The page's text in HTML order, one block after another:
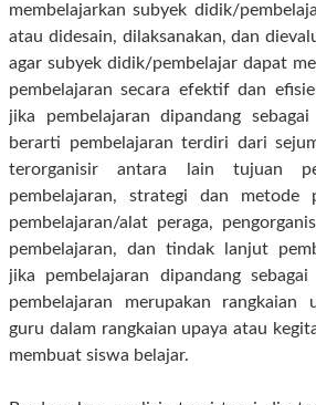
membelajarkan subyek didik/
atau didesain, dilaksanakan, dan
agar subyek didik/pembelajar dapat
pembelajaran secara efektif dan
jika pembelajaran dipandang
berarti pembelajaran terdiri dari
terorganisir antara lain tujuan
pembelajaran, strategi dan metode
pembelajaran/alat peraga,
pembelajaran, dan tindak lanjut
jika pembelajaran dipandang
pembelajaran merupakan rangkaian
guru dalam rangkaian upaya atau
membuat siswa belajar.